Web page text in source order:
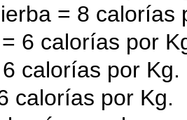
= 8 calorías
6 calorías por
calorías por Kg.
calorías por Kg.